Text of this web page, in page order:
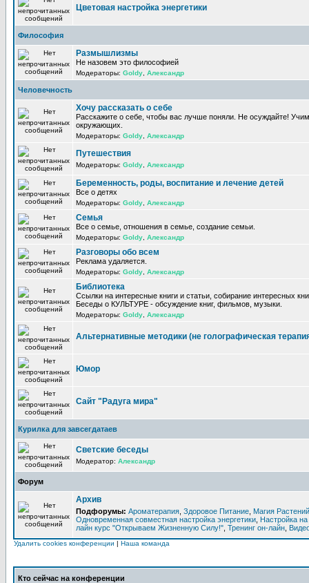
Цветовая настройка энергетики
Философия
Размышлизмы
Не назовем это философией
Модераторы: Goldy Александр
Человечность
Хочу рассказать о себе
Расскажите о себе, чтобы вас лучше поняли. Не осуждайте!
окружающих.
Модераторы: Goldy Александр
Путешествия
Модераторы: Goldy Александр
Беременность, роды, воспитание и лечение детей
Все о детях
Модераторы: Goldy Александр
Семья
Все о семье, отношения в семье, создание семьи.
Модераторы: Goldy Александр
Разговоры обо всем
Реклама удаляется.
Модераторы: Goldy Александр
Библиотека
Ссылки на интересные книги и статьи, собирание интересных
Беседы о КУЛЬТУРЕ - обсуждение книг, фильмов, музыки.
Модераторы: Goldy Александр
Альтернативные методики (не голографическая
Юмор
Сайт "Радуга мира"
Курилка для завсегдатаев
Светские беседы
Модератор: Александр
Форум
Архив
Подфорумы: Ароматерапия Здоровое Питание Магия Растений
Одновременная совместная настройка энергетики Настройка
лайн курс "Открываем Жизненную Силу!" Тренинг он-лайн
Удалить cookies конференции | Наша команда
Кто сейчас на конференции